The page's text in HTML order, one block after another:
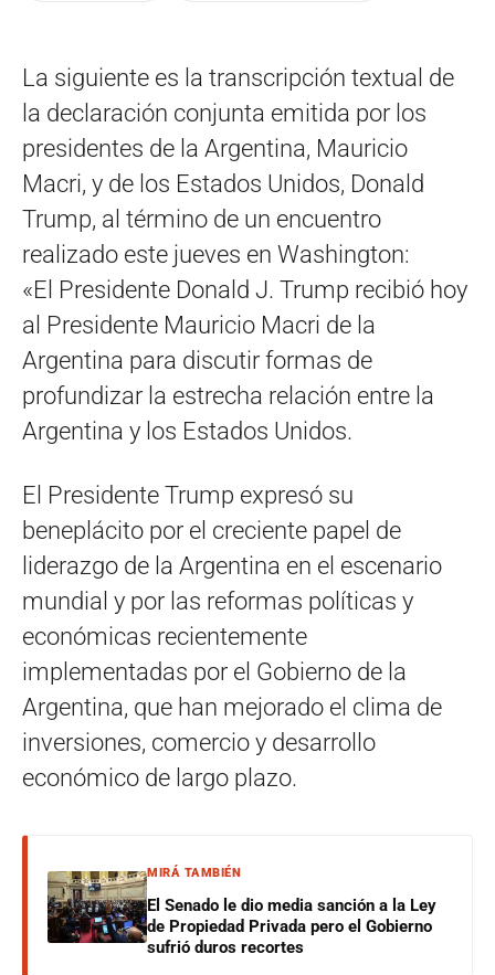
La siguiente es la transcripción textual de
la declaración conjunta emitida por los
presidentes de la Argentina, Mauricio
Macri, y de los Estados Unidos, Donald
Trump, al término de un encuentro
realizado este jueves en Washington:
«El Presidente Donald J. Trump recibió hoy
al Presidente Mauricio Macri de la
Argentina para discutir formas de
profundizar la estrecha relación entre la
Argentina y los Estados Unidos.
El Presidente Trump expresó su
beneplácito por el creciente papel de
liderazgo de la Argentina en el escenario
mundial y por las reformas políticas y
económicas recientemente
implementadas por el Gobierno de la
Argentina, que han mejorado el clima de
inversiones, comercio y desarrollo
económico de largo plazo.
MIRÁ TAMBIÉN
El Senado le dio media sanción a la Ley
de Propiedad Privada pero el Gobierno
sufrió duros recortes